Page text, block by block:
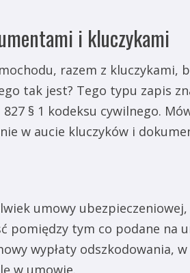
i kluczykami
razem z
tak jest? Tego typu zapis
§ 1 kodeksu cywilnego.
w aucie kluczyków i
umowy
pomiędzy tym co podane na
wypłaty odszkodowania,
w umowie.